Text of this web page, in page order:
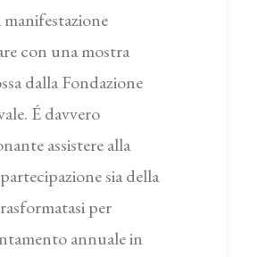
manifestazione
con una mostra
dalla Fondazione
É davvero
assistere alla
sia della
per
annuale in